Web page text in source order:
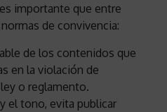
importante que entre
de convivencia:
de los contenidos que
en la violación de
o reglamento.
el tono, evita publicar